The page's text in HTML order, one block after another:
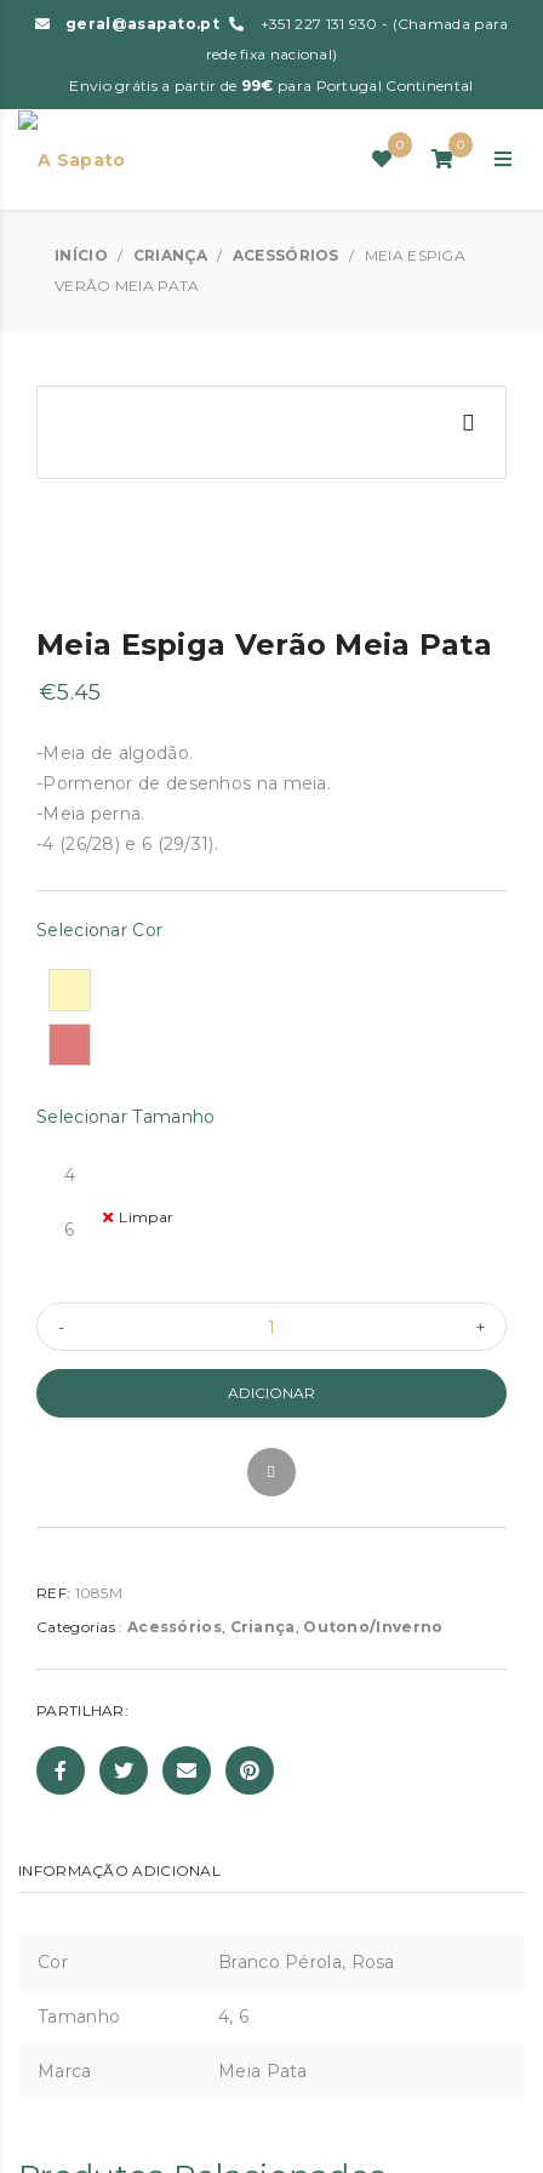
geral@asapato.pt
+351 227 131 930 - (Chamada para
rede fixa nacional)
Envio grátis a partir de 99€ para Portugal Continental
0 0
INÍCIO / CRIANÇA / ACESSÓRIOS /
MEIA ESPIGA
VERÃO MEIA PATA
Meia Espiga Verão Meia Pata
€5.45
-Meia de algodão.
-Pormenor de desenhos na meia.
-Meia perna.
-4 (26/28) e 6 (29/31).
Selecionar Cor
Selecionar Tamanho
4
6
Limpar
ADICIONAR
REF: 1085M
Categorias : Acessórios, Criança, Outono/Inverno
PARTILHAR:
INFORMAÇÃO ADICIONAL
Cor Branco Pérola, Rosa
Tamanho 4, 6
Marca Meia Pata